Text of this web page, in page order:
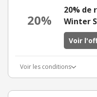
20%
20% de
Winter
Voir
Voir les conditions